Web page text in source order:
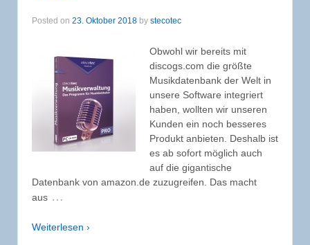
Posted on 23. Oktober 2018 by stecotec
Obwohl wir bereits mit
discogs.com die größte
Musikdatenbank der Welt in
unsere Software integriert
haben, wollten wir unseren
Kunden ein noch besseres
Produkt anbieten. Deshalb ist
es ab sofort möglich auch
auf die gigantische
Datenbank von amazon.de zuzugreifen. Das macht
aus …
Weiterlesen ›